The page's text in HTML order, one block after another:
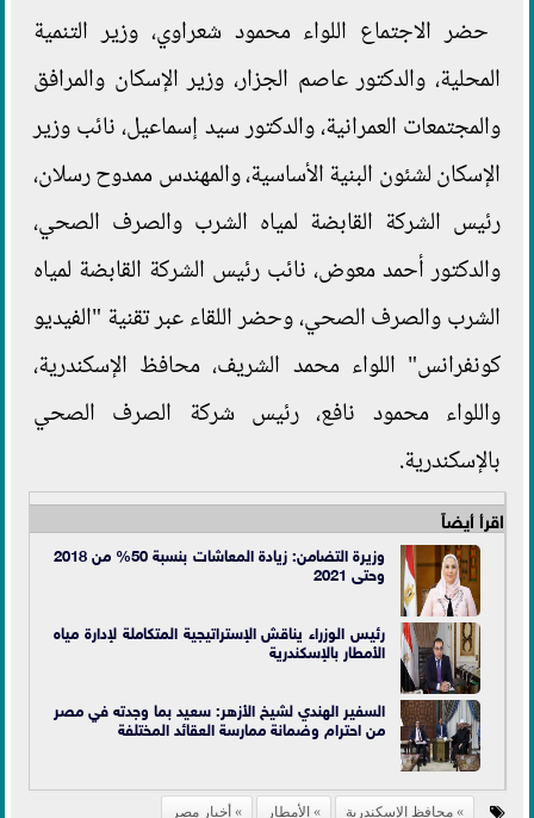
حضر الاجتماع اللواء محمود شعراوي، وزير التنمية
المحلية، والدكتور عاصم الجزار، وزير الإسكان والمرافق
والمجتمعات العمرانية، والدكتور سيد إسماعيل، نائب وزير
الإسكان لشئون البنية الأساسية، والمهندس ممدوح رسلان،
رئيس الشركة القابضة لمياه الشرب والصرف الصحي،
والدكتور أحمد معوض، نائب رئيس الشركة القابضة لمياه
الشرب والصرف الصحي، وحضر اللقاء عبر تقنية "الفيديو
كونفرانس" اللواء محمد الشريف، محافظ الإسكندرية،
واللواء محمود نافع، رئيس شركة الصرف الصحي
بالإسكندرية.
اقرأ أيضاً
وزيرة التضامن: زيادة المعاشات بنسبة 50% من 2018
وحتى 2021
رئيس الوزراء يناقش الإستراتيجية المتكاملة لإدارة مياه
الأمطار بالإسكندرية
السفير الهندي لشيخ الأزهر: سعيد بما وجدته في مصر
من احترام وضمانة ممارسة العقائد المختلفة
محافظ الإسكندرية الأمطار أخبار مصر